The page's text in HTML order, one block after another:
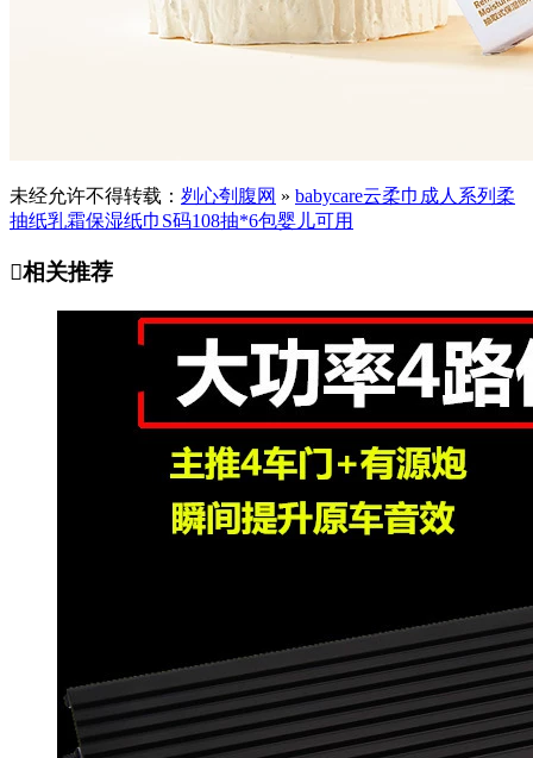
未经允许不得转载： 刿心刳腹网 » babycare云柔巾成人系列柔
抽纸乳霜保湿纸巾S码108抽*6包婴儿可用
相关推荐